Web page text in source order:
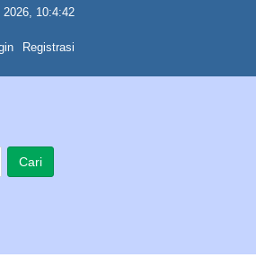
10:4:42
Registrasi